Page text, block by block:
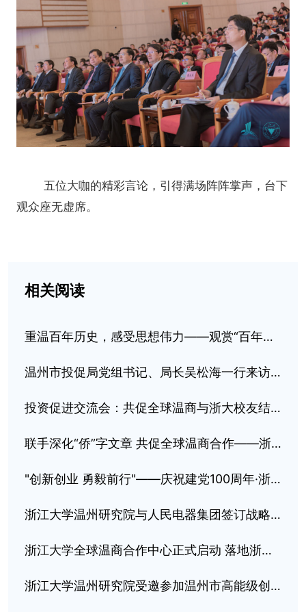
五位大咖的精彩言论，引得满场阵阵掌声，台下
观众座无虚席。
相关阅读
重温百年历史，感受思想伟力——观赏“百年风华·红动浙南”党史学习教育光影展
温州市投促局党组书记、局长吴松海一行来访研究院
投资促进交流会：共促全球温商与浙大校友结合发展
联手深化“侨”字文章 共促全球温商合作——浙江大学温州研究院常务副院长金志江在温州市华侨交流会作主题报告
"创新创业 勇毅前行"——庆祝建党100周年·浙江大学（温州）七都岛环岛毅行活动顺利举行
浙江大学温州研究院与人民电器集团签订战略合作协议
浙江大学全球温商合作中心正式启动 落地浙江大学温州研究院
浙江大学温州研究院受邀参加温州市高能级创新平台投资环境说明会